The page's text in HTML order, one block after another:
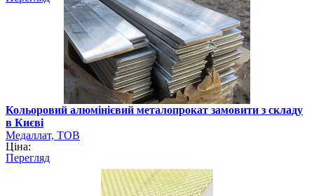
Кольоровий алюмінієвий металопрокат замовити з складу
в Києві
Медаллат, ТОВ
Ціна:
Перегляд